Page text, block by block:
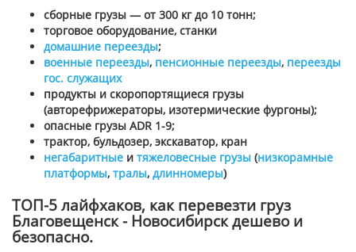
сборные грузы — от 300 кг до 10 тонн;
торговое оборудование, станки
домашние переезды;
военные переезды, пенсионные переезды, переезды
гос. служащих
продукты и скоропортящиеся грузы
(авторефрижераторы, изотермические фургоны);
опасные грузы ADR 1-9;
трактор, бульдозер, экскаватор, кран
негабаритные и тяжеловесные грузы (низкорамные
платформы, тралы, длинномеры)
ТОП-5 лайфхаков, как перевезти груз
Благовещенск - Новосибирск дешево и
безопасно.